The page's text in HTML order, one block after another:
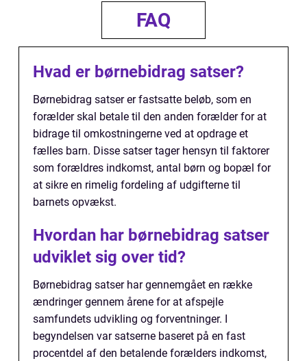
FAQ
Hvad er børnebidrag satser?
Børnebidrag satser er fastsatte beløb, som en
forælder skal betale til den anden forælder for at
bidrage til omkostningerne ved at opdrage et
fælles barn. Disse satser tager hensyn til faktorer
som forældres indkomst, antal børn og bopæl for
at sikre en rimelig fordeling af udgifterne til
barnets opvækst.
Hvordan har børnebidrag satser
udviklet sig over tid?
Børnebidrag satser har gennemgået en række
ændringer gennem årene for at afspejle
samfundets udvikling og forventninger. I
begyndelsen var satserne baseret på en fast
procentdel af den betalende forælders indkomst,